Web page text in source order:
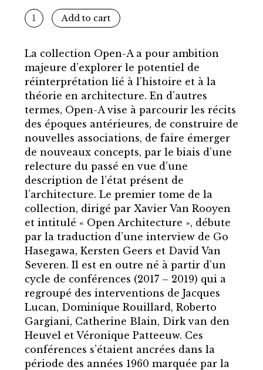
Open
Architecture
Add to cart
La collection Open-A a pour ambition
majeure d’explorer le potentiel de
réinterprétation lié à l’histoire et à la
théorie en architecture. En d’autres
termes, Open-A vise à parcourir les récits
des époques antérieures, de construire de
nouvelles associations, de faire émerger
de nouveaux concepts, par le biais d’une
relecture du passé en vue d’une
description de l’état présent de
l’architecture. Le premier tome de la
collection, dirigé par Xavier Van Rooyen
et intitulé « Open Architecture », débute
par la traduction d’une interview de Go
Hasegawa, Kersten Geers et David Van
Severen. Il est en outre né à partir d’un
cycle de conférences (2017 – 2019) qui a
regroupé des interventions de Jacques
Lucan, Dominique Rouillard, Roberto
Gargiani, Catherine Blain, Dirk van den
Heuvel et Véronique Patteeuw. Ces
conférences s’étaient ancrées dans la
période des années 1960 marquée par la